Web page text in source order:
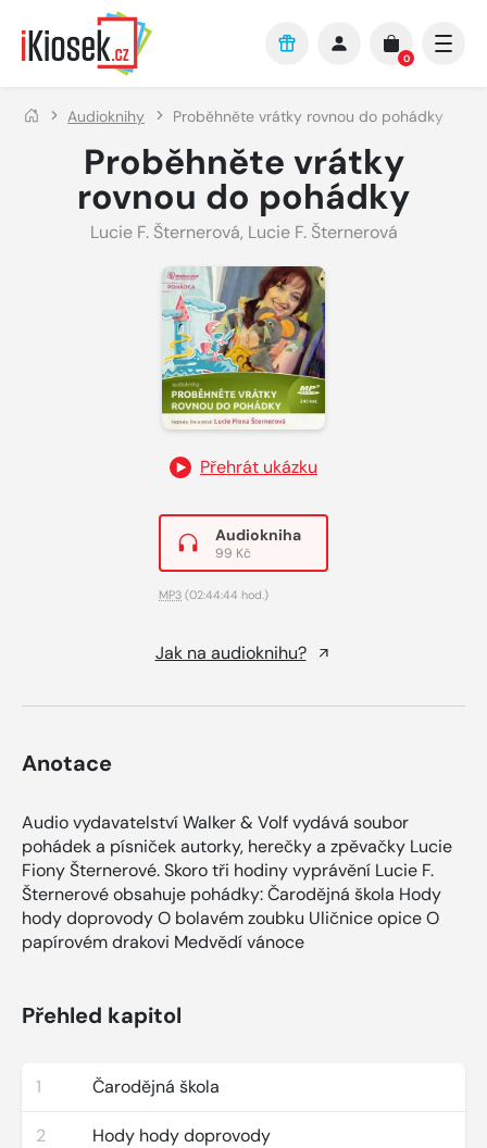
Přejít na hlavní obsah
0
Audioknihy Proběhněte vrátky rovnou do pohádky
Proběhněte vrátky
rovnou do pohádky
Lucie F. Šternerová, Lucie F. Šternerová
Přehrát ukázku
Audiokniha
99 Kč
MP3 (02:44:44 hod.)
Jak na audioknihu?
Anotace
Audio vydavatelství Walker & Volf vydává soubor
pohádek a písniček autorky, herečky a zpěvačky Lucie
Fiony Šternerové. Skoro tři hodiny vyprávění Lucie F.
Šternerové obsahuje pohádky: Čarodějná škola Hody
hody doprovody O bolavém zoubku Uličnice opice O
papírovém drakovi Medvědí vánoce
Přehled kapitol
1 Čarodějná škola
2 Hody hody doprovody